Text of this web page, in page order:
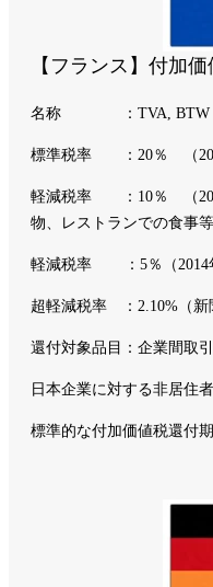
【フランス】付加
名称 ：TVA, BTW
標準税率 ：20％ （
軽減税率 ：10％ （
物、レストランでの食事等
軽減税率 ：5％（2014
超軽減税率 ：2.10%（新
還付対象品目：企業間取
日本企業に対する非居住
標準的な付加価値